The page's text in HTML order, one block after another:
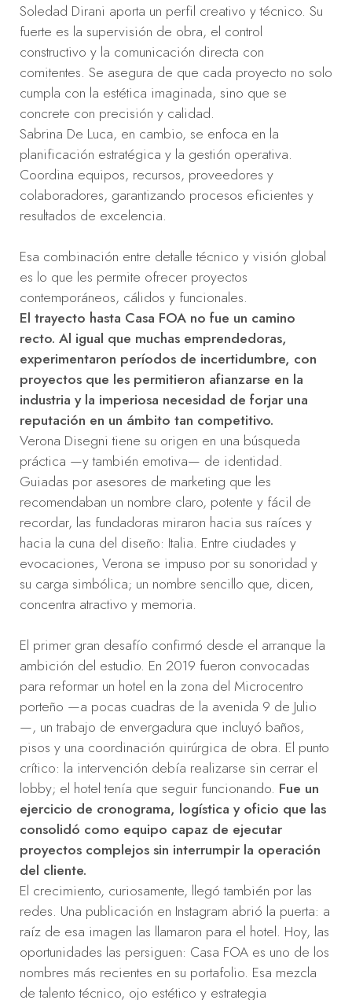
Soledad Dirani aporta un perfil creativo y técnico. Su
fuerte es la supervisión de obra, el control
constructivo y la comunicación directa con
comitentes. Se asegura de que cada proyecto no solo
cumpla con la estética imaginada, sino que se
concrete con precisión y calidad.
Sabrina De Luca, en cambio, se enfoca en la
planificación estratégica y la gestión operativa.
Coordina equipos, recursos, proveedores y
colaboradores, garantizando procesos eficientes y
resultados de excelencia.
Esa combinación entre detalle técnico y visión global
es lo que les permite ofrecer proyectos
contemporáneos, cálidos y funcionales.
El trayecto hasta Casa FOA no fue un camino
recto. Al igual que muchas emprendedoras,
experimentaron períodos de incertidumbre, con
proyectos que les permitieron afianzarse en la
industria y la imperiosa necesidad de forjar una
reputación en un ámbito tan competitivo.
Verona Disegni tiene su origen en una búsqueda
práctica —y también emotiva— de identidad.
Guiadas por asesores de marketing que les
recomendaban un nombre claro, potente y fácil de
recordar, las fundadoras miraron hacia sus raíces y
hacia la cuna del diseño: Italia. Entre ciudades y
evocaciones, Verona se impuso por su sonoridad y
su carga simbólica; un nombre sencillo que, dicen,
concentra atractivo y memoria.
El primer gran desafío confirmó desde el arranque la
ambición del estudio. En 2019 fueron convocadas
para reformar un hotel en la zona del Microcentro
porteño —a pocas cuadras de la avenida 9 de Julio
—, un trabajo de envergadura que incluyó baños,
pisos y una coordinación quirúrgica de obra. El punto
crítico: la intervención debía realizarse sin cerrar el
lobby; el hotel tenía que seguir funcionando. Fue un
ejercicio de cronograma, logística y oficio que las
consolidó como equipo capaz de ejecutar
proyectos complejos sin interrumpir la operación
del cliente.
El crecimiento, curiosamente, llegó también por las
redes. Una publicación en Instagram abrió la puerta: a
raíz de esa imagen las llamaron para el hotel. Hoy, las
oportunidades las persiguen: Casa FOA es uno de los
nombres más recientes en su portafolio. Esa mezcla
de talento técnico, ojo estético y estrategia